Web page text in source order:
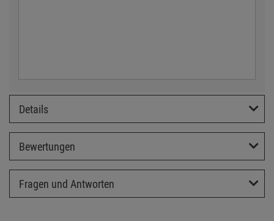
Details
Bewertungen
Fragen und Antworten